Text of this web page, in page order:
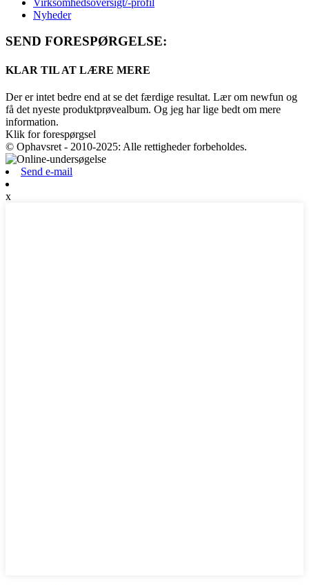
Nyheder
SEND FORESPØRGELSE:
KLAR TIL AT LÆRE MERE
Der er intet bedre end at se det færdige resultat. Lær om newfun og
få det nyeste produktprøvealbum. Og jeg har lige bedt om mere
information.
Klik for forespørgsel
© Ophavsret - 2010-2025: Alle rettigheder forbeholdes.
Send e-mail
x